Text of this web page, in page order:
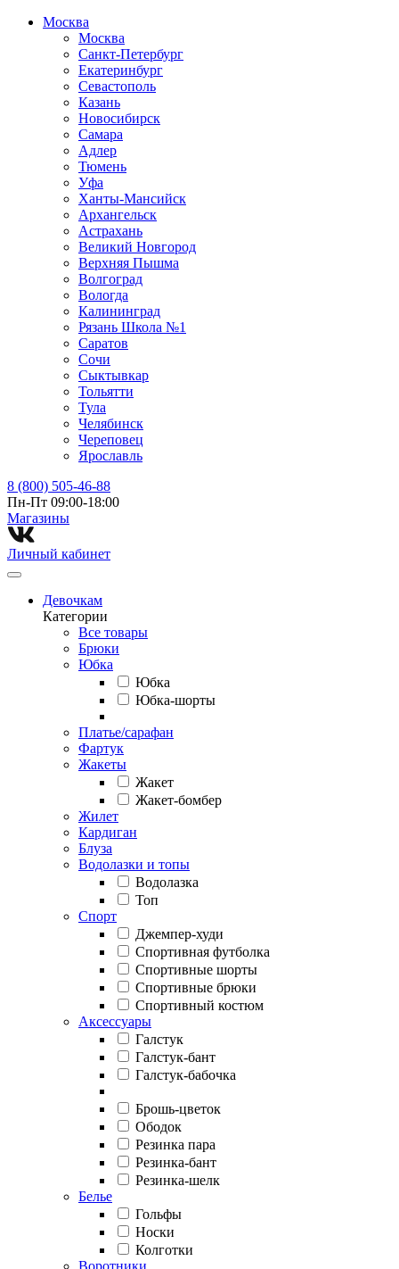
Москва
Москва
Санкт-Петербург
Екатеринбург
Севастополь
Казань
Новосибирск
Самара
Адлер
Тюмень
Уфа
Ханты-Мансийск
Архангельск
Астрахань
Великий Новгород
Верхняя Пышма
Волгоград
Вологда
Калининград
Рязань Школа №1
Саратов
Сочи
Сыктывкар
Тольятти
Тула
Челябинск
Череповец
Ярославль
8 (800) 505-46-88
Пн-Пт 09:00-18:00
Магазины⁠
Личный кабинет
Девочкам
Категории
Все товары
Брюки
Юбка
Юбка
Юбка-шорты
Платье/сарафан
Фартук
Жакеты
Жакет
Жакет-бомбер
Жилет
Кардиган
Блуза
Водолазки и топы
Водолазка
Топ
Спорт
Джемпер-худи
Спортивная футболка
Спортивные шорты
Спортивные брюки
Спортивный костюм
Аксессуары
Галстук
Галстук-бант
Галстук-бабочка
Брошь-цветок
Ободок
Резинка пара
Резинка-бант
Резинка-шелк
Белье
Гольфы
Носки
Колготки
Воротники